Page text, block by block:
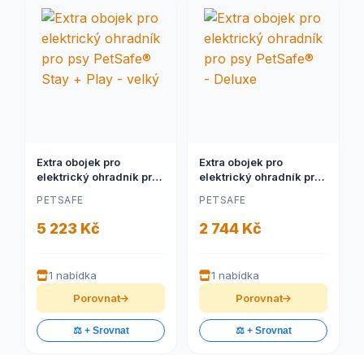
Extra obojek pro
elektrický ohradník pro
Play - velký
PETSAFE
5 223 Kč
1 nabídka
Porovnat
⚖️ + Srovnat
Extra obojek pro
elektrický ohradník pro
PETSAFE
2 744 Kč
1 nabídka
Porovnat
⚖️ + Srovnat